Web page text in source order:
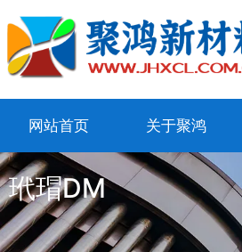
网站首页 关于聚鸿
玳瑁DM